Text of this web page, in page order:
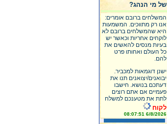
של מי הנהג?
המשלחים ברובם אומרים:
אנו רק מתווכים. המשמעות
היא שהמשלחים ברובם לא
לוקחים אחריות וכאשר יש
בעיות מנסים להאשים את
כל העולם ואחותו פרט
להם.
ישנן דוגמאות למכביר.
יבואנים/יצואנים תנו את
דעתכם בנושא. חישבו
פעמיים אם אתם רוצים
לתת את מטענכם למשלח
לקוח
6/8/2026 08:07:51